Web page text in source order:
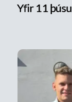
Yfir 11